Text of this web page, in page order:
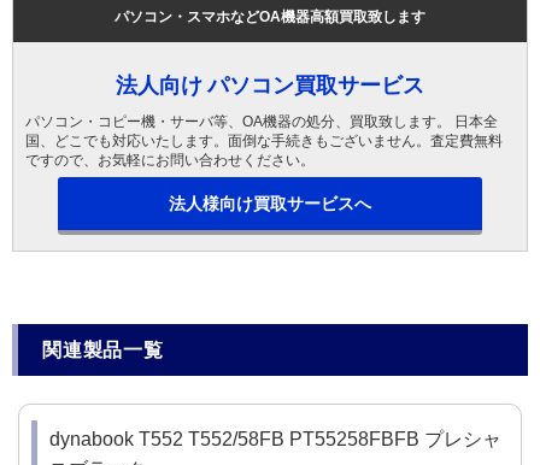
パソコン・スマホなどOA機器高額買取致します
法人向け パソコン買取サービス
パソコン・コピー機・サーバ等、OA機器の処分、買取致します。 日本全
国、どこでも対応いたします。面倒な手続きもございません。査定費無料
ですので、お気軽にお問い合わせください。
法人様向け買取サービスへ
関連製品一覧
dynabook T552 T552/58FB PT55258FBFB プレシャ